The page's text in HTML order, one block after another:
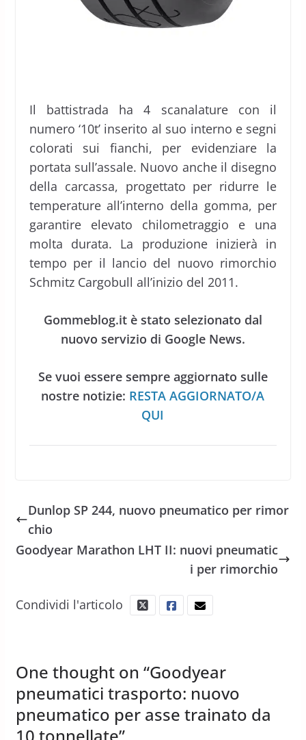
Il battistrada ha 4 scanalature con il
numero ‘10t’ inserito al suo interno e segni
colorati sui fianchi, per evidenziare la
portata sull’assale. Nuovo anche il disegno
della carcassa, progettato per ridurre le
temperature all’interno della gomma, per
garantire elevato chilometraggio e una
molta durata. La produzione inizierà in
tempo per il lancio del nuovo rimorchio
Schmitz Cargobull all’inizio del 2011.
Gommeblog.it è stato selezionato dal
nuovo servizio di Google News.
Se vuoi essere sempre aggiornato sulle
nostre notizie: RESTA AGGIORNATO/A
QUI
Dunlop SP 244, nuovo pneumatico per rimor
chio
Goodyear Marathon LHT II: nuovi pneumatic
i per rimorchio
Condividi l'articolo
One thought on “Goodyear
pneumatici trasporto: nuovo
pneumatico per asse trainato da